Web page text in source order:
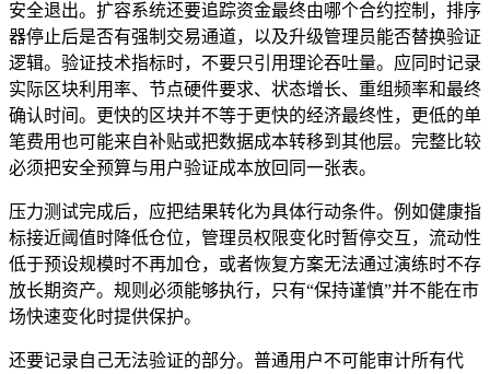
安全退出。扩容系统还要追踪资金最终由哪个合约控制，排序
器停止后是否有强制交易通道，以及升级管理员能否替换验证
逻辑。验证技术指标时，不要只引用理论吞吐量。应同时记录
实际区块利用率、节点硬件要求、状态增长、重组频率和最终
确认时间。更快的区块并不等于更快的经济最终性，更低的单
笔费用也可能来自补贴或把数据成本转移到其他层。完整比较
必须把安全预算与用户验证成本放回同一张表。
压力测试完成后，应把结果转化为具体行动条件。例如健康指
标接近阈值时降低仓位，管理员权限变化时暂停交互，流动性
低于预设规模时不再加仓，或者恢复方案无法通过演练时不存
放长期资产。规则必须能够执行，只有“保持谨慎”并不能在市
场快速变化时提供保护。
还要记录自己无法验证的部分。普通用户不可能审计所有代